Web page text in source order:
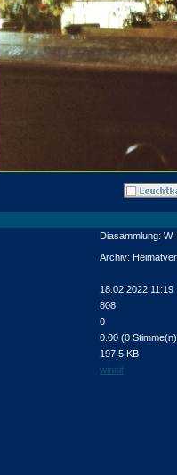
Diasammlung: W.
Archiv:
18.02.2022 11:19
808
0
0.00 (0
197.5 KB
winnit